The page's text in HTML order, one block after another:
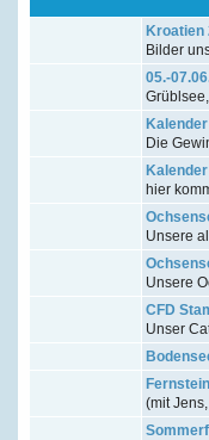
Kroatien
Bilder
05.-
Die
hier
Unsere
Unsere
CFD
Unser
(mit